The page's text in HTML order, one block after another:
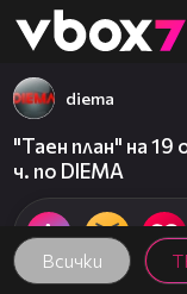
👾
Всички
diema
"Таен план" на
ч. по DIEMA